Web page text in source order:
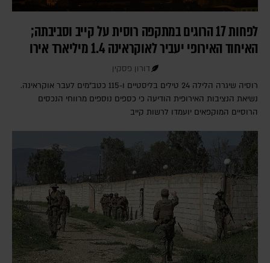
לפחות 17 הרוגים במתקפה רוסית על קייב וסביבתה;
האיחוד האירופי יעביר לאוקראינה 1.4 מיליארד אירו
דורון פסקין
רוסיה שיגרה הלילה 24 טילים בליסטיים ו-115 כטב"מים לעבר אוקראינה.
נשיאת הנציבות האירופית הודיעה כי כספים נוספים מרווחי הנכסים
הרוסיים המוקפאים יועמדו לרשות קייב